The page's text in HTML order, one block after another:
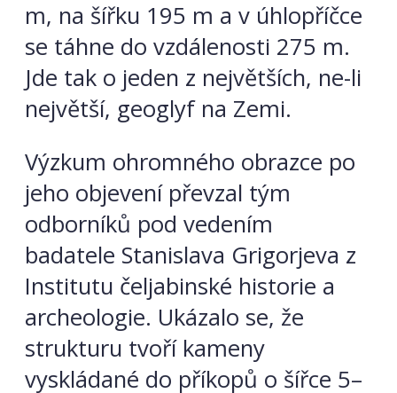
m, na šířku 195 m a v úhlopříčce
se táhne do vzdálenosti 275 m.
Jde tak o jeden z největších, ne-li
největší, geoglyf na Zemi.
Výzkum ohromného obrazce po
jeho objevení převzal tým
odborníků pod vedením
badatele Stanislava Grigorjeva z
Institutu čeljabinské historie a
archeologie. Ukázalo se, že
strukturu tvoří kameny
vyskládané do příkopů o šířce 5–